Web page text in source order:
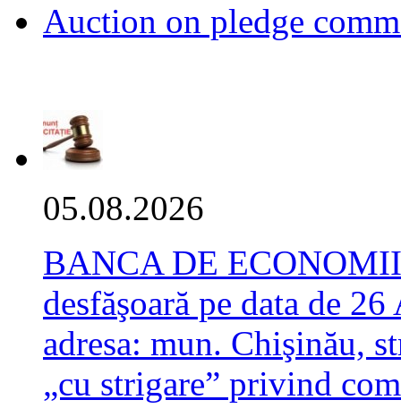
Auction on pledge
05.08.2026
BANCA DE
desfăşoară pe data de
adresa: mun. Chişinău,
„cu strigare” privind